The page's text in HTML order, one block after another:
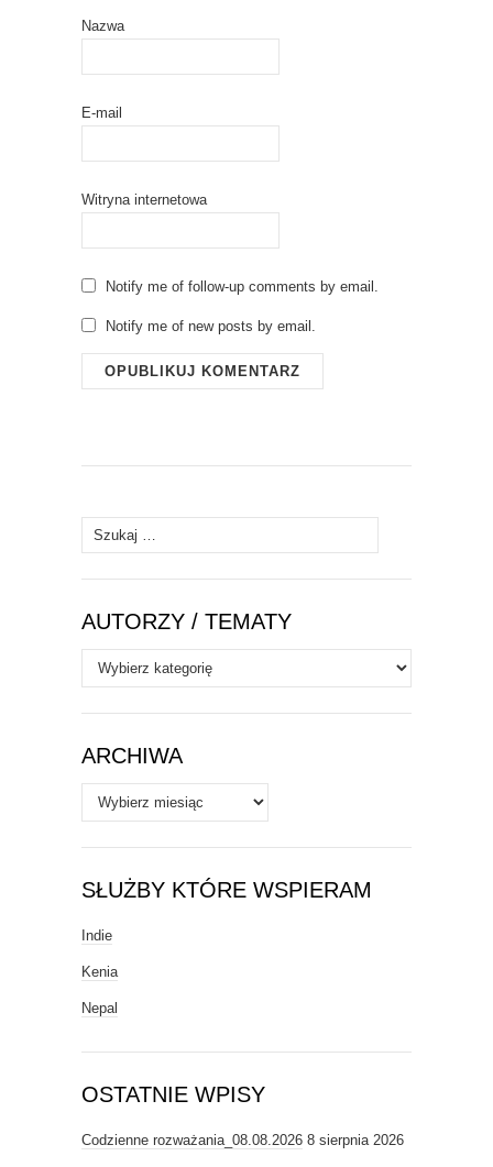
Nazwa
E-mail
Witryna internetowa
Notify me of follow-up comments by email.
Notify me of new posts by email.
Szukaj:
AUTORZY / TEMATY
Autorzy
/
Tematy
ARCHIWA
Archiwa
SŁUŻBY KTÓRE WSPIERAM
Indie
Kenia
Nepal
OSTATNIE WPISY
Codzienne rozważania_08.08.2026 8 sierpnia 2026